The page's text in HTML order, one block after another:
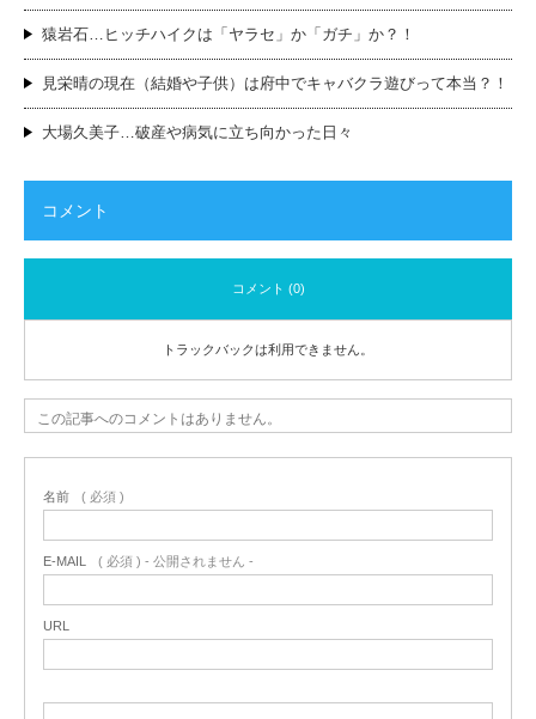
猿岩石…ヒッチハイクは「ヤラセ」か「ガチ」か？！
見栄晴の現在（結婚や子供）は府中でキャバクラ遊びって本当？！
大場久美子…破産や病気に立ち向かった日々
コメント
コメント (0)
トラックバックは利用できません。
この記事へのコメントはありません。
名前 ( 必須 )
E-MAIL ( 必須 ) - 公開されません -
URL